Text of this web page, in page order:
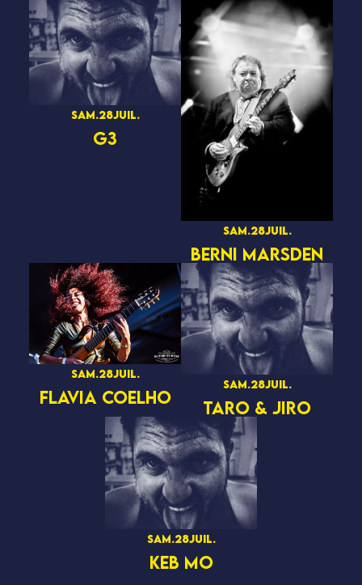
sam.28juil.
G3
sam.28juil.
BERNI MARSDEN
sam.28juil.
FLAVIA COELHO
sam.28juil.
TARO & JIRO
sam.28juil.
KEB MO